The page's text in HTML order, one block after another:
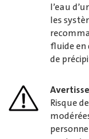
l’eau
les
fluide en
de
Risque